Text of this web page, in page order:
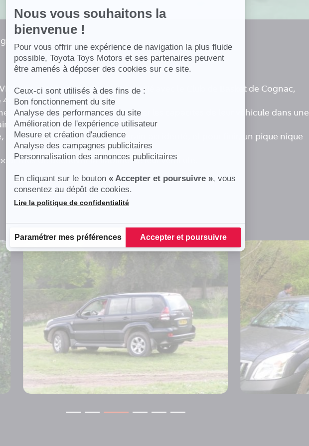
Nous vous souhaitons la
bienvenue !
Pour vous offrir une expérience de navigation la plus fluide
possible, Toyota Toys Motors et ses partenaires peuvent
être amenés à déposer des cookies sur ce site.
Ceux-ci sont utilisés à des fins de :
Bon fonctionnement du site
Analyse des performances du site
Amélioration de l'expérience utilisateur
Mesure et création d'audience
Analyse des campagnes publicitaires
Personnalisation des annonces publicitaires
En cliquant sur le bouton « Accepter et poursuivre », vous
consentez au dépôt de cookies.
Plateforme de Gestion du Consentement : Personnalisez vos Options
Lire la politique de confidentialité
Paramétrer mes préférences Accepter et poursuivre
Axeptio consent
Toys Motors Cognac sest associé avec le Club de Basket de Cognac,
4x4.
de possesseur de 4x4 ont pu tester les capacités de leur véhicule dans une
Même les Carrières.
des sensations fortes sur un terrain accidenté, et pour finir, un pique nique
tous de découvrir la fiabilité de leur véhicule.